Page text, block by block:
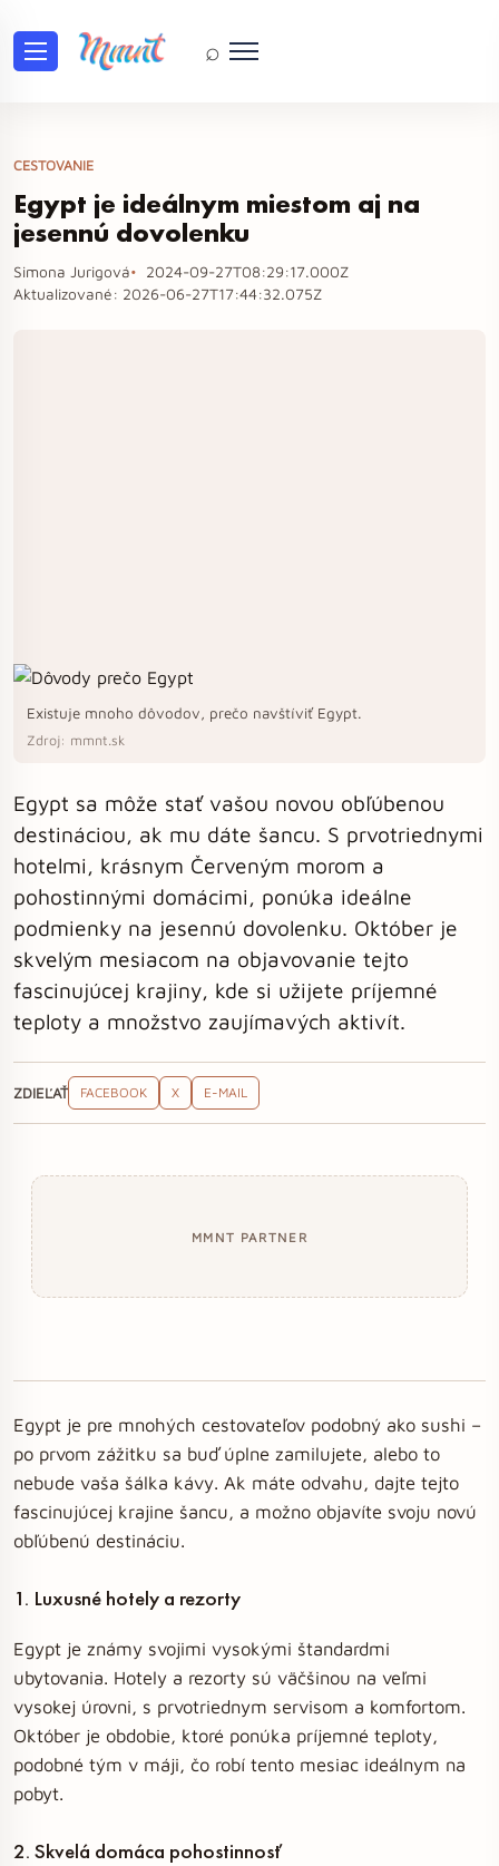
⌕
CESTOVANIE
Egypt je ideálnym miestom aj na
jesennú dovolenku
Simona Jurigová
2024-09-27T08:29:17.000Z
Aktualizované: 2026-06-27T17:44:32.075Z
Existuje mnoho dôvodov, prečo navštíviť Egypt.
Zdroj: mmnt.sk
Egypt sa môže stať vašou novou obľúbenou
destináciou, ak mu dáte šancu. S prvotriednymi
hotelmi, krásnym Červeným morom a
pohostinnými domácimi, ponúka ideálne
podmienky na jesennú dovolenku. Október je
skvelým mesiacom na objavovanie tejto
fascinujúcej krajiny, kde si užijete príjemné
teploty a množstvo zaujímavých aktivít.
ZDIEĽAŤ FACEBOOK X E-MAIL
MMNT PARTNER
Egypt je pre mnohých cestovateľov podobný ako sushi –
po prvom zážitku sa buď úplne zamilujete, alebo to
nebude vaša šálka kávy. Ak máte odvahu, dajte tejto
fascinujúcej krajine šancu, a možno objavíte svoju novú
obľúbenú destináciu.
1. Luxusné hotely a rezorty
Egypt je známy svojimi vysokými štandardmi
ubytovania. Hotely a rezorty sú väčšinou na veľmi
vysokej úrovni, s prvotriednym servisom a komfortom.
Október je obdobie, ktoré ponúka príjemné teploty,
podobné tým v máji, čo robí tento mesiac ideálnym na
pobyt.
2. Skvelá domáca pohostinnosť